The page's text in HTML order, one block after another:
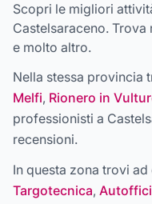
Scopri le migliori
Castelsaraceno.
e molto altro.
Nella stessa provincia
Melfi, Rionero in
professionisti a
recensioni.
In questa zona trovi ad
Targotecnica,